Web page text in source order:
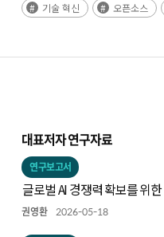
기술 혁신 오픈소스
대표저자 연구자료
연구보고서
권영환 2026-05-18